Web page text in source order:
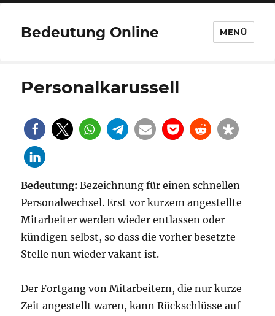
Bedeutung Online MENÜ
Personalkarussell
Bedeutung: Bezeichnung für einen schnellen
Personalwechsel. Erst vor kurzem angestellte
Mitarbeiter werden wieder entlassen oder
kündigen selbst, so dass die vorher besetzte
Stelle nun wieder vakant ist.
Der Fortgang von Mitarbeitern, die nur kurze
Zeit angestellt waren, kann Rückschlüsse auf